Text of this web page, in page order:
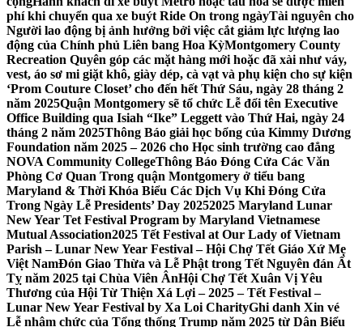
phí khi chuyển qua xe buýt Ride On trong ngàyTài nguyên cho
Người lao động bị ảnh hưởng bởi việc cắt giảm lực lượng lao
động của Chính phủ Liên bang Hoa KỳMontgomery County
Recreation Quyên góp các mặt hàng mới hoặc đã xài như váy,
vest, áo sơ mi giặt khô, giày dép, cà vạt và phụ kiện cho sự kiện
‘Prom Couture Closet’ cho đến hết Thứ Sáu, ngày 28 tháng 2
năm 2025Quận Montgomery sẽ tổ chức Lễ đổi tên Executive
Office Building qua Isiah “Ike” Leggett vào Thứ Hai, ngày 24
tháng 2 năm 2025Thông Báo giải học bổng của Kimmy Dương
Foundation năm 2025 – 2026 cho Học sinh trường cao đẳng
NOVA Community CollegeThông Báo Đóng Cửa Các Văn
Phòng Cơ Quan Trong quận Montgomery ở tiểu bang
Maryland & Thời Khóa Biểu Các Dịch Vụ Khi Đóng Cửa
Trong Ngày Lễ Presidents’ Day 20252025 Maryland Lunar
New Year Tet Festival Program by Maryland Vietnamese
Mutual Association2025 Tết Festival at Our Lady of Vietnam
Parish – Lunar New Year Festival – Hội Chợ Tết Giáo Xứ Mẹ
Việt NamĐón Giao Thừa và Lễ Phật trong Tết Nguyên đán Ất
Tỵ năm 2025 tại Chùa Viên ÂnHội Chợ Tết Xuân Vị Yêu
Thương của Hội Từ Thiện Xá Lợi – 2025 – Tết Festival –
Lunar New Year Festival by Xa Loi CharityGhi danh Xin vé
Lễ nhậm chức của Tổng thống Trump năm 2025 từ Dân Biểu